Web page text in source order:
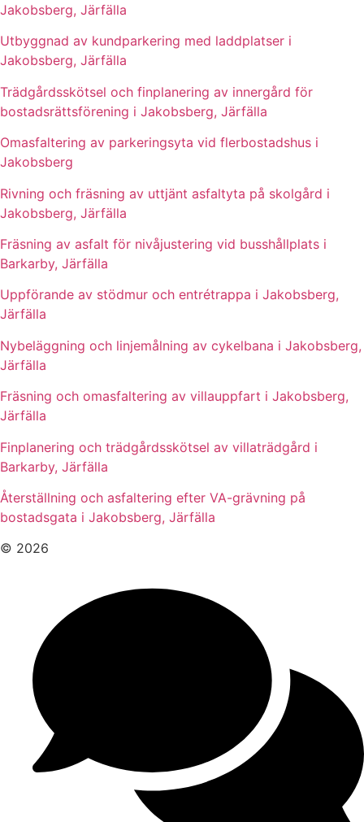
Jakobsberg, Järfälla
Utbyggnad av kundparkering med laddplatser i
Jakobsberg, Järfälla
Trädgårdsskötsel och finplanering av innergård för
bostadsrättsförening i Jakobsberg, Järfälla
Omasfaltering av parkeringsyta vid flerbostadshus i
Jakobsberg
Rivning och fräsning av uttjänt asfaltyta på skolgård i
Jakobsberg, Järfälla
Fräsning av asfalt för nivåjustering vid busshållplats i
Barkarby, Järfälla
Uppförande av stödmur och entrétrappa i Jakobsberg,
Järfälla
Nybeläggning och linjemålning av cykelbana i Jakobsberg,
Järfälla
Fräsning och omasfaltering av villauppfart i Jakobsberg,
Järfälla
Finplanering och trädgårdsskötsel av villaträdgård i
Barkarby, Järfälla
Återställning och asfaltering efter VA-grävning på
bostadsgata i Jakobsberg, Järfälla
© 2026